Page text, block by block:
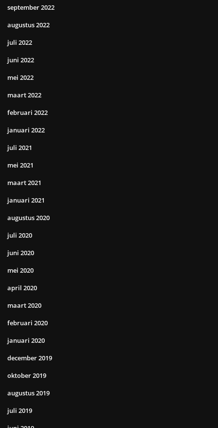
september 2022
augustus 2022
juli 2022
juni 2022
mei 2022
maart 2022
februari 2022
januari 2022
juli 2021
mei 2021
maart 2021
januari 2021
augustus 2020
juli 2020
juni 2020
mei 2020
april 2020
maart 2020
februari 2020
januari 2020
december 2019
oktober 2019
augustus 2019
juli 2019